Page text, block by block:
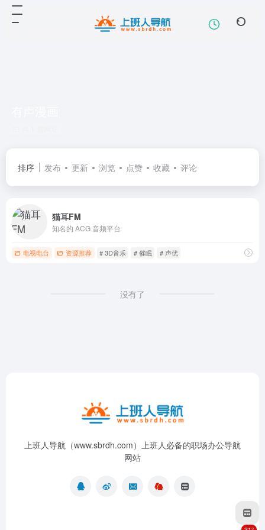
排序 发布 更新 浏览 点赞 收藏 评论
猫耳FM
知名的 ACG 音频平台
电视电台 资源推荐 # 3D音乐 # 催眠 # 声优
没有了
上班人导航（www.sbrdh.com）上班人必备的职场办公导航
网站